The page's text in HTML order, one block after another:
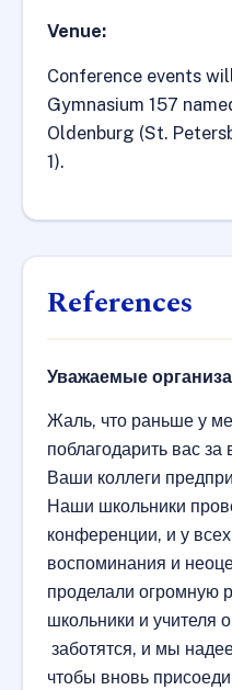
Venue:
Conference events
Gymnasium 157
Oldenburg (St.
1).
References
Уважаемые
Жаль, что раньше у
поблагодарить вас
Ваши коллеги
Наши школьники
конференции, и у
воспоминания и
проделали огромную
школьники и учителя
заботятся, и мы
чтобы вновь